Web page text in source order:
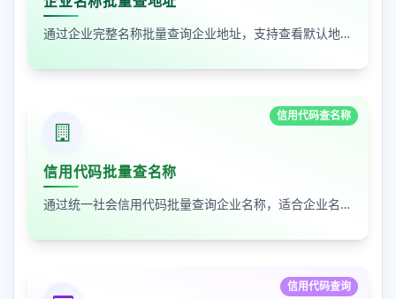
通过企业完整名称批量查询企业地址，支持查看默认地址、年报地址和注册地址，适合企业资料整理和工商信息核对
信用代码查名称
信用代码批量查名称
通过统一社会信用代码批量查询企业名称，适合企业名单核验、客户资料整理和工商信息补全
信用代码查询